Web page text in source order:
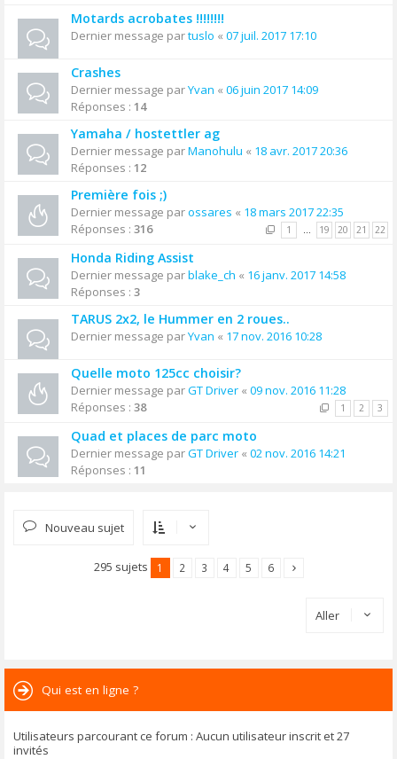
Motards acrobates !!!!!!!!
Dernier message partuslo « 07 juil. 2017 17:10
Crashes
Dernier message parYvan « 06 juin 2017 14:09
Réponses : 14
Yamaha / hostettler ag
Dernier message parManohulu « 18 avr. 2017 20:36
Réponses : 12
Première fois ;)
Dernier message parossares « 18 mars 2017 22:35
Réponses : 316 1 … 19 20 21 22
Honda Riding Assist
Dernier message parblake_ch « 16 janv. 2017 14:58
Réponses : 3
TARUS 2x2, le Hummer en 2 roues..
Dernier message parYvan « 17 nov. 2016 10:28
Quelle moto 125cc choisir?
Dernier message parGT Driver « 09 nov. 2016 11:28
Réponses : 38 1 2 3
Quad et places de parc moto
Dernier message parGT Driver « 02 nov. 2016 14:21
Réponses : 11
Nouveau sujet
295 sujets 1 2 3 4 5 6
Aller
Qui est en ligne ?
Utilisateurs parcourant ce forum : Aucun utilisateur inscrit et 27
invités